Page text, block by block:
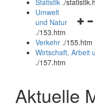
Statistik ./
und
Umwelt
und Natur
./153.htm
Verkehr ./155.htm
Wirtschaft, Arbeit
./157.htm
Aktuelle